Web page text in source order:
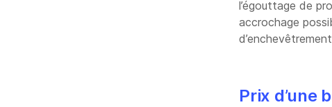
l’égouttage de
accrochage
Prix d’une